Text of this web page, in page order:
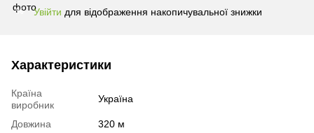
% Увійти для відображення накопичувальної знижки
Характеристики
Країна
виробник
Україна
Довжина
320 м